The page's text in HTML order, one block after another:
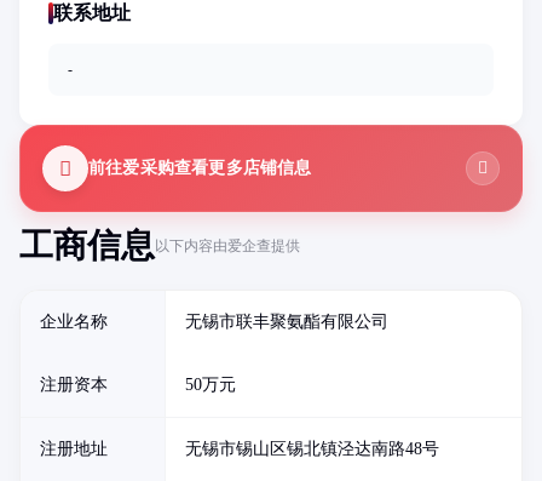
工商信息以下内容由爱企查提供
企业名称 无锡市联丰聚氨酯有限公司
注册资本 50万元
注册地址 无锡市锡山区锡北镇泾达南路48号
联系地址
-
前往爱采购查看更多店铺信息